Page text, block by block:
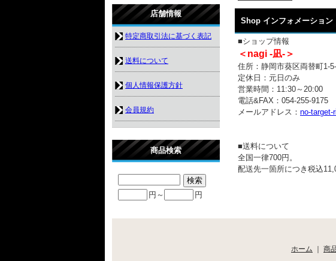
Shop インフォメーション
■ショップ情報
＜nagi -凪-＞
住所：静岡市葵区両替町1-
定休日：元日のみ
営業時間：11:30～20:00
電話&FAX：054-255-9175
メールアドレス： no-target-
■送料について
全国一律700円。
配送先一箇所につき税込
店舗情報
特定商取引法に基づく表記
送料について
個人情報保護方針
会員規約
商品検索
円～ 円
ホーム ｜ 商